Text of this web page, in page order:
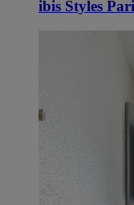
ibis Styles